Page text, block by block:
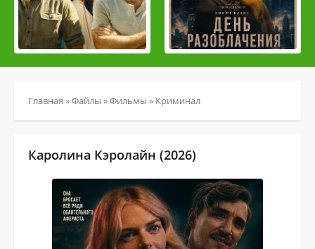
Главная »Файлы »Фильмы » Криминал
Каролина Кэролайн (2026)